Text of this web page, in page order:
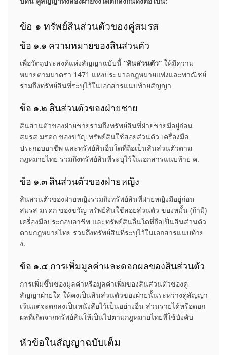
ข้อ ๑ ทรัพย์สินส่วนตัวของคู่สมรส
ข้อ ๑.๑ ความหมายของสินส่วนตัว
เพื่อวัตถุประสงค์แห่งสัญญาฉบับนี้ “สินส่วนตัว”ให้มีความ
หมายตามมาตรา 1471 แห่งประมวลกฎหมายแพ่งและพาณิชย์
รวมถึงทรัพย์สินที่ระบุไว้ในเอกสารแนบท้ายสัญญา
ข้อ ๑.๒ สินส่วนตัวของฝ่ายชาย
สินส่วนตัวของฝ่ายชายรวมถึงทรัพย์สินที่ฝ่ายชายมีอยู่ก่อน
สมรส มรดก ของขวัญ ทรัพย์สินใช้สอยส่วนตัว เครื่องมือ
ประกอบอาชีพ และทรัพย์สินอื่นใดที่ถือเป็นสินส่วนตัวตาม
กฎหมายไทย รวมถึงทรัพย์สินที่ระบุไว้ในเอกสารแนบท้าย ค.
ข้อ ๑.๓ สินส่วนตัวของฝ่ายหญิง
สินส่วนตัวของฝ่ายหญิงรวมถึงทรัพย์สินที่ฝ่ายหญิงมีอยู่ก่อน
สมรส มรดก ของขวัญ ทรัพย์สินใช้สอยส่วนตัว ของหมั้น (ถ้ามี)
เครื่องมือประกอบอาชีพ และทรัพย์สินอื่นใดที่ถือเป็นสินส่วนตัว
ตามกฎหมายไทย รวมถึงทรัพย์สินที่ระบุไว้ในเอกสารแนบท้าย
ง.
ข้อ ๑.๔ การเพิ่มมูลค่าและดอกผลของสินส่วนตัว
การเพิ่มขึ้นของมูลค่าหรือมูลค่าเพิ่มของสินส่วนตัวของคู่
สัญญาฝ่ายใด ให้คงเป็นสินส่วนตัวของฝ่ายนั้นระหว่างคู่สัญญา
เว้นแต่จะตกลงเป็นหนังสือไว้เป็นอย่างอื่น ส่วนรายได้หรือดอก
ผลที่เกิดจากทรัพย์สินให้เป็นไปตามกฎหมายไทยที่ใช้บังคับ
หัวข้อในสัญญาฉบับเต็ม